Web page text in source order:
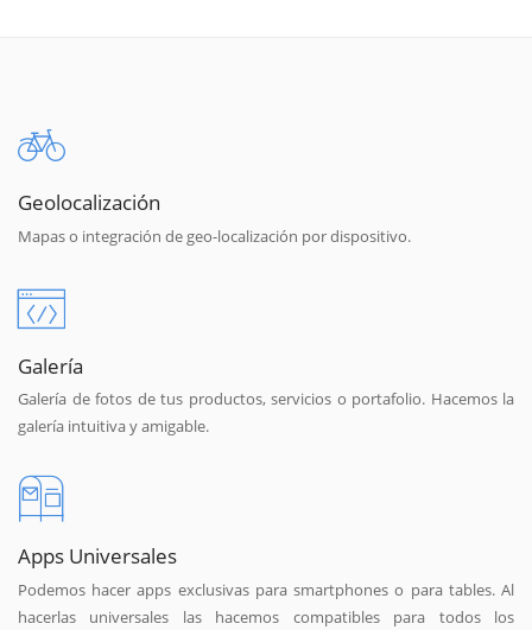
Geolocalización
Mapas o integración de geo-localización por dispositivo.
Galería
Galería de fotos de tus productos, servicios o portafolio. Hacemos la
galería intuitiva y amigable.
Apps Universales
Podemos hacer apps exclusivas para smartphones o para tables. Al
hacerlas universales las hacemos compatibles para todos los